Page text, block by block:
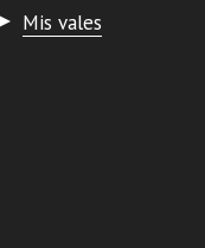
Mis vales